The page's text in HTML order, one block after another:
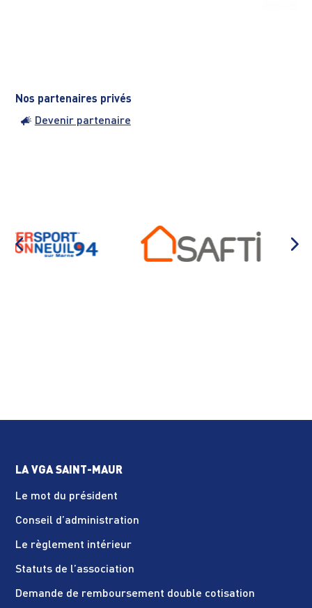
Nos partenaires privés
Devenir partenaire
LA VGA SAINT-MAUR
Le mot du président
Conseil d’administration
Le règlement intérieur
Statuts de l’association
Demande de remboursement double cotisation